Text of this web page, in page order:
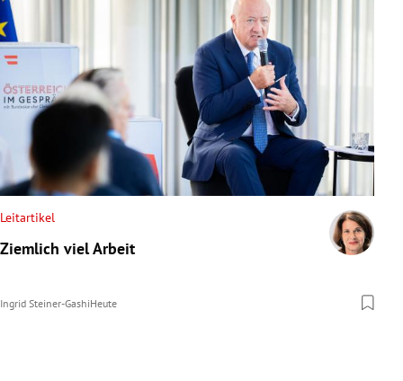
Leitartikel
Ziemlich viel Arbeit
Ingrid Steiner-GashiHeute